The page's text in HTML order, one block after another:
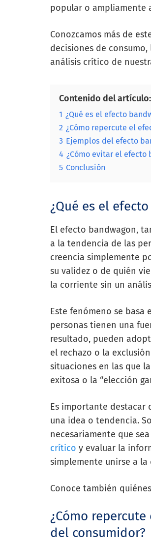
popular o ampliamente
Conozcamos más de
decisiones de
análisis crítico de
Contenido del artículo:
1 ¿Qué es el efecto
2 ¿Cómo repercute el
3 Ejemplos del efecto
4 ¿Cómo evitar el efecto
5 Conclusión
¿Qué es el
El efecto bandwagon,
a la tendencia de las
creencia simplemente
su validez o de quién
la corriente sin un
Este fenómeno se
personas tienen una
resultado, pueden
el rechazo o la
situaciones en las que
exitosa o la “elección
Es importante destacar
una idea o tendencia.
necesariamente que
crítico y evaluar la
simplemente unirse a
Conoce también
¿Cómo
del consumidor?